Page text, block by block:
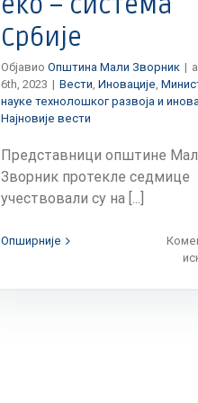
Србије
Објавио Општина Мали Зворник |
6th, 2023 | Вести, Иновације,
науке технолошког развоја и
Најновије вести
Представници општине
Зворник протекле седмице
учествовали су на [...]
Опширније